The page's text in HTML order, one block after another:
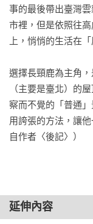
※書後並有創作後記
滴，及「屋頂森林
事的最後帶出臺灣
市裡，但是依照往
上，悄悄的生活在
選擇長頸鹿為主角
（主要是臺北）的
察而不覺的「普通
用誇張的方法，讓
自作者〈後記〉）
延伸內容